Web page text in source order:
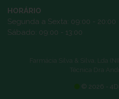
HORÁRIO
Segunda a Sexta: 09:00 - 20:00
Sábado: 09:00 - 13:00
Farmácia Silva & Silva, Lda
Técnica Dra
© 2026 -